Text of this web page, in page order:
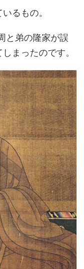
るもの。
と弟の隆家が誤
まったのです。